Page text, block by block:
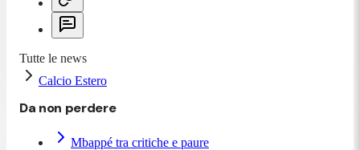
Tutte le news
Calcio Estero
Da non perdere
Mbappé tra critiche e paure